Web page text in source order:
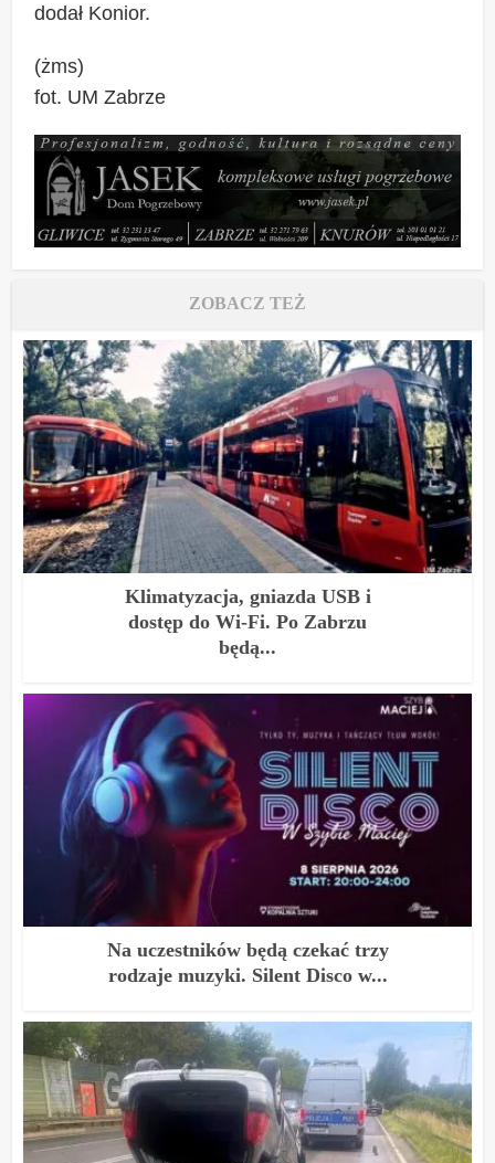
dodał Konior.
(żms)
fot. UM Zabrze
ZOBACZ TEŻ
Klimatyzacja, gniazda USB i
dostęp do Wi-Fi. Po Zabrzu
będą...
Na uczestników będą czekać trzy
rodzaje muzyki. Silent Disco w...